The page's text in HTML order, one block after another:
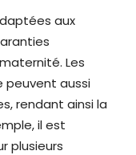
aux
Les
peuvent aussi
rendant ainsi la
il est
plusieurs